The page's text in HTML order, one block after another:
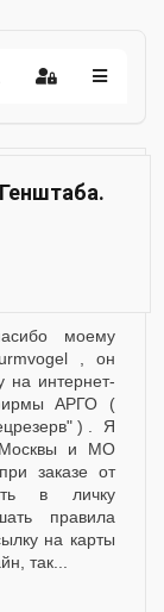
, он
на интернет-
АРГО (
) . Я
Москвы и МО
заказе от
в личку
правила
на карты
так...